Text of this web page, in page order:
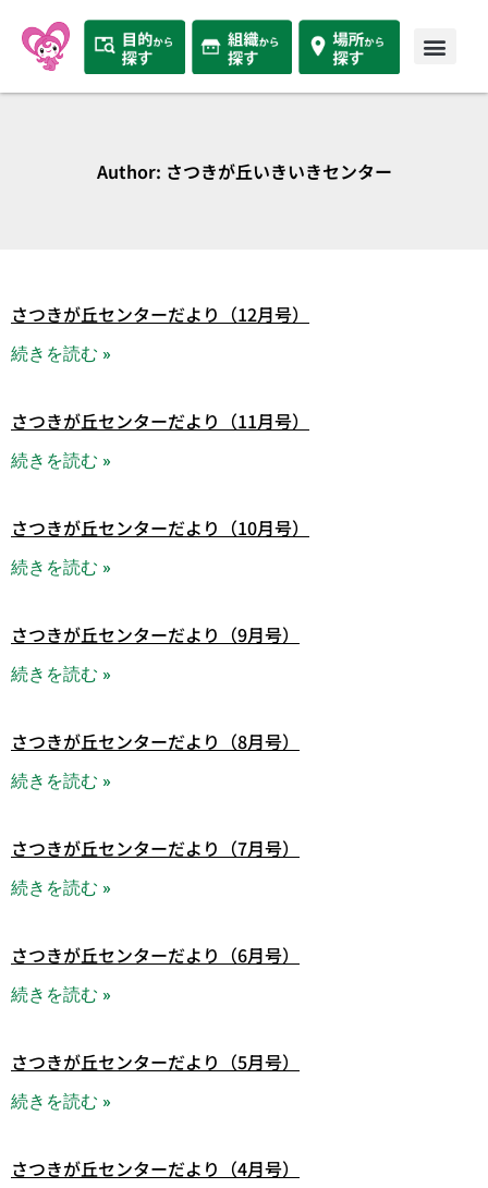
Author: さつきが丘いきいきセンター
さつきが丘センターだより（12月号）
続きを読む »
さつきが丘センターだより（11月号）
続きを読む »
さつきが丘センターだより（10月号）
続きを読む »
さつきが丘センターだより（9月号）
続きを読む »
さつきが丘センターだより（8月号）
続きを読む »
さつきが丘センターだより（7月号）
続きを読む »
さつきが丘センターだより（6月号）
続きを読む »
さつきが丘センターだより（5月号）
続きを読む »
さつきが丘センターだより（4月号）